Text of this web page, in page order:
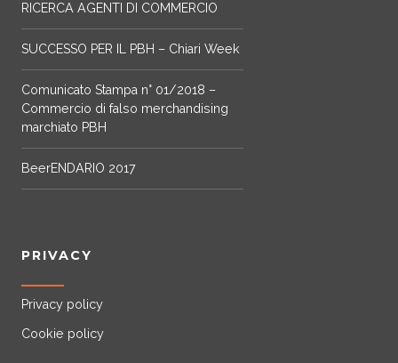
RICERCA AGENTI DI COMMERCIO
SUCCESSO PER IL PBH – Chiari Week
Comunicato Stampa n° 01/2018 –
Commercio di falso merchandising
marchiato PBH
BeerENDARIO 2017
PRIVACY
Privacy policy
Cookie policy